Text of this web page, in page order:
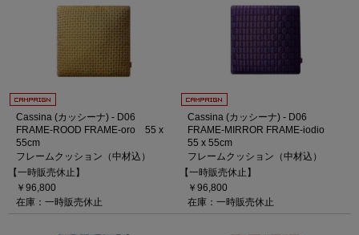
Cassina (カッシーナ) - D06
FRAME-ROOD FRAME-oro 55 x
55cm
フレームクッション（中材込）
【一時販売休止】
￥96,800
在庫：一時販売休止
Cassina (カッシーナ) - D06
FRAME-MIRROR FRAME-iodio
55 x 55cm
フレームクッション（中材込）
【一時販売休止】
￥96,800
在庫：一時販売休止